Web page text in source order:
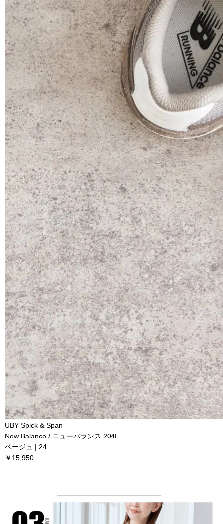
UBY Spick & Span
New Balance / ニューバランス 204L
ベージュ | 24
￥15,950